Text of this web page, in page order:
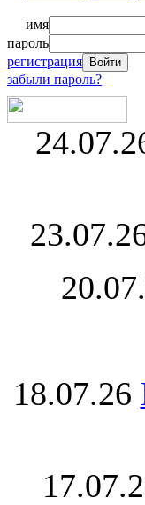
имя
пароль
регистрация
забыли пароль?
18.07.26